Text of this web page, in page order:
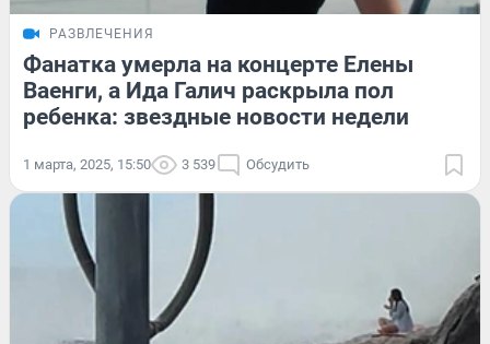
РАЗВЛЕЧЕНИЯ
Фанатка умерла на концерте Елены
Ваенги, а Ида Галич раскрыла пол
ребенка: звездные новости недели
1 марта, 2025, 15:50 3 539 Обсудить